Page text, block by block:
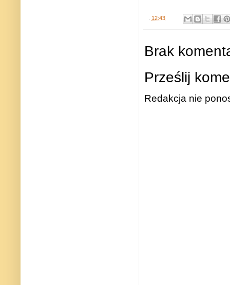
12:43
Brak
Prześlij
Redakcja nie